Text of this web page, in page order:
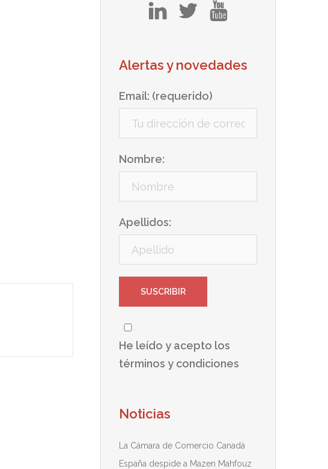
tw
Alertas y novedades
Email: (requerido)
Nombre:
Apellidos:
He leído y acepto los
términos y condiciones
Noticias
La Cámara de Comercio Canadá
España despide a Mazen Mahfouz